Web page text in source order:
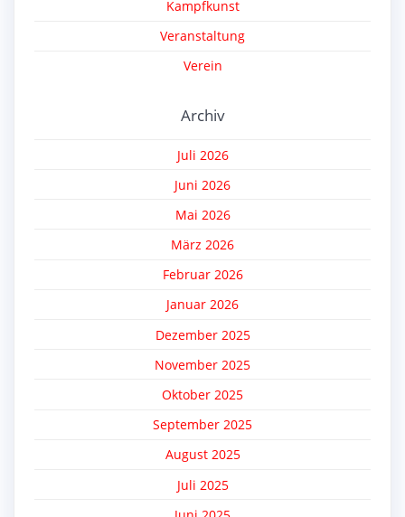
Kampfkunst
Veranstaltung
Verein
Archiv
Juli 2026
Juni 2026
Mai 2026
März 2026
Februar 2026
Januar 2026
Dezember 2025
November 2025
Oktober 2025
September 2025
August 2025
Juli 2025